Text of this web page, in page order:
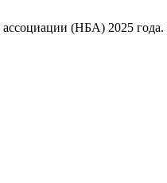
(НБА) 2025